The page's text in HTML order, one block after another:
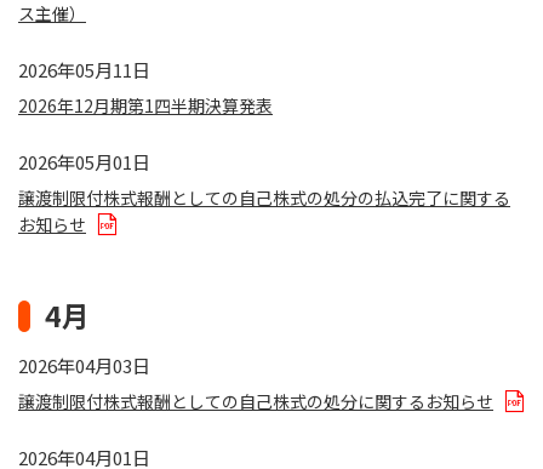
ス主催）
2026年05月11日
2026年12月期第1四半期決算発表
2026年05月01日
譲渡制限付株式報酬としての自己株式の処分の払込完了に関する
お知らせ
4月
2026年04月03日
譲渡制限付株式報酬としての自己株式の処分に関するお知らせ
2026年04月01日